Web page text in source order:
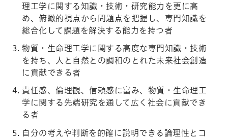
理工学に関する知識・技術・研究能力を更に高
め、俯瞰的視点から問題点を把握し、専門知識を
総合化して課題を解決する能力を持つ者
物質・生命理工学に関する高度な専門知識・技術
を持ち、人と自然との調和のとれた未来社会創造
に貢献できる者
責任感、倫理観、信頼感に富み、物質・生命理工
学に関する先端研究を通して広く社会に貢献でき
る者
自分の考えや判断を的確に説明できる論理性とコ